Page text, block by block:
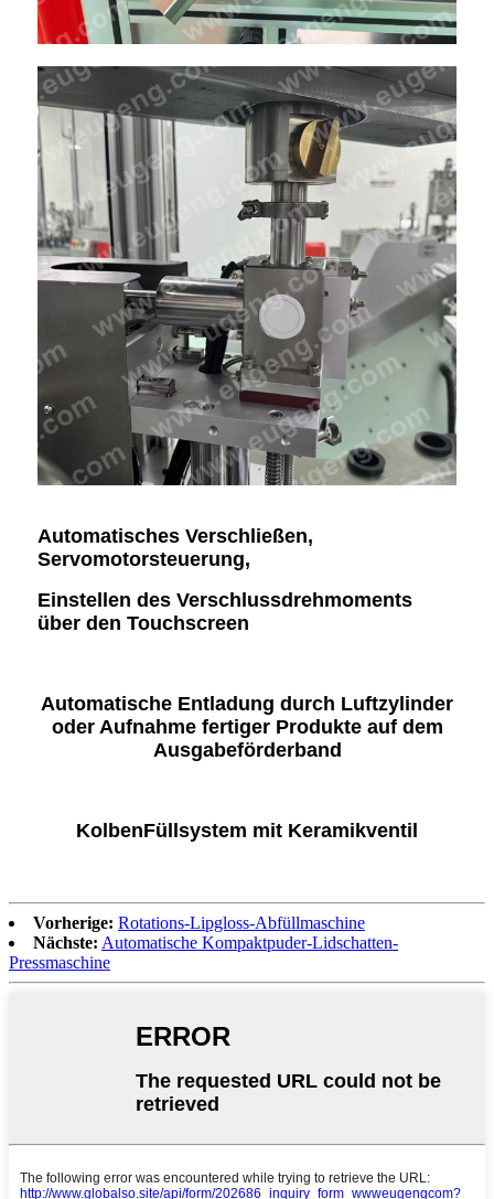
Automatisches Verschließen,
Servomotorsteuerung,
Einstellen des Verschlussdrehmoments
über den Touchscreen
Automatische Entladung durch Luftzylinder
oder Aufnahme fertiger Produkte auf dem
Ausgabeförderband
KolbenFüllsystem mit Keramikventil
Vorherige: Rotations-Lipgloss-Abfüllmaschine
Nächste: Automatische Kompaktpuder-Lidschatten-
Pressmaschine